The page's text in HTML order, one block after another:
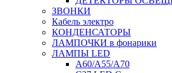
ЗВОНКИ
Кабель электро
КОНДЕНСАТОРЫ
ЛАМПОЧКИ в фонарики
ЛАМПЫ LED
A60/A55/A70